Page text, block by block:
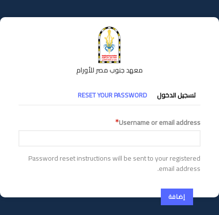
إلى
المحتوى
معهد جنوب مصر للأورام
التبويبات
الأساسية
تسجيل الدخول RESET YOUR PASSWORD
Username or email address
Password reset instructions will be sent to your registered
email address.